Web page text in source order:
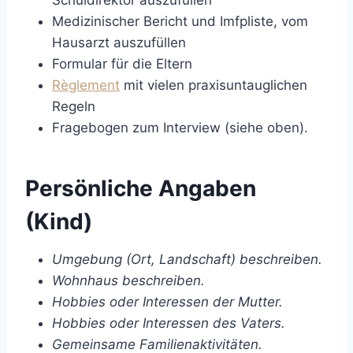
Medizinischer Bericht und Imfpliste, vom
Hausarzt auszufüllen
Formular für die Eltern
Règlement mit vielen praxisuntauglichen
Regeln
Fragebogen zum Interview (siehe oben).
Persönliche Angaben
(Kind)
Umgebung (Ort, Landschaft) beschreiben.
Wohnhaus beschreiben.
Hobbies oder Interessen der Mutter.
Hobbies oder Interessen des Vaters.
Gemeinsame Familienaktivitäten.